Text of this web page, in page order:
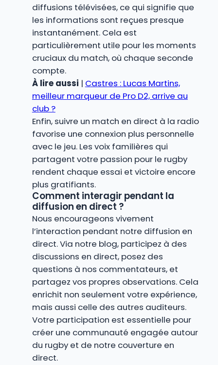
diffusions télévisées, ce qui signifie que
les informations sont reçues presque
instantanément. Cela est
particulièrement utile pour les moments
cruciaux du match, où chaque seconde
compte.
À lire aussi | Castres : Lucas Martins,
meilleur marqueur de Pro D2, arrive au
club ?
Enfin, suivre un match en direct à la radio
favorise une connexion plus personnelle
avec le jeu. Les voix familières qui
partagent votre passion pour le rugby
rendent chaque essai et victoire encore
plus gratifiants.
Comment interagir pendant la
diffusion en direct ?
Nous encourageons vivement
l’interaction pendant notre diffusion en
direct. Via notre blog, participez à des
discussions en direct, posez des
questions à nos commentateurs, et
partagez vos propres observations. Cela
enrichit non seulement votre expérience,
mais aussi celle des autres auditeurs.
Votre participation est essentielle pour
créer une communauté engagée autour
du rugby et de notre couverture en
direct.